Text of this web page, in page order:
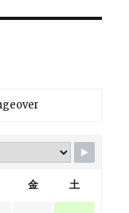
金 土